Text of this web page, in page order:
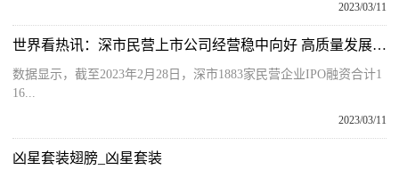
2023/03/11
世界看热讯：深市民营上市公司经营稳中向好 高质量发展动能澎湃
数据显示，截至2023年2月28日，深市1883家民营企业IPO融资合计1
16...
2023/03/11
凶星套装翅膀_凶星套装